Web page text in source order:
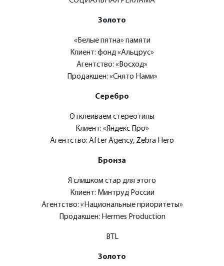
Золото
«Белые пятна» памяти
Клиент: фонд «Альцрус»
Агентство: «Восход»
Продакшен: «Снято Нами»
Серебро
Отклеиваем стереотипы​
Клиент: «Яндекс Про»
Агентство: After Agency, Zebra Hero
Бронза
Я слишком стар для этого
Клиент: Минтруд России
Агентство: «Национальные приоритеты»
Продакшен: Hermes Production
BTL
Золото